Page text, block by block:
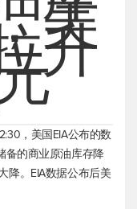
美
升
，美国EIA公布的数
备的商业原油库存降
降。EIA数据公布后美